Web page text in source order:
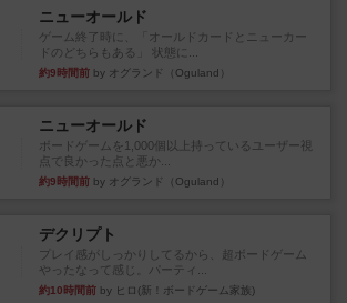
ニューオールド
ゲーム終了時に、「オールドカードとニューカー
ドのどちらもある」 状態に...
約9時間前 by オグランド（Oguland）
ニューオールド
ボードゲームを1,000個以上持っているユーザー視
点で良かった点と悪か...
約9時間前 by オグランド（Oguland）
デクリプト
プレイ感がしっかりしてるから、超ボードゲーム
やったなって感じ。パーティ...
約10時間前 by ヒロ(新！ボードゲーム家族)